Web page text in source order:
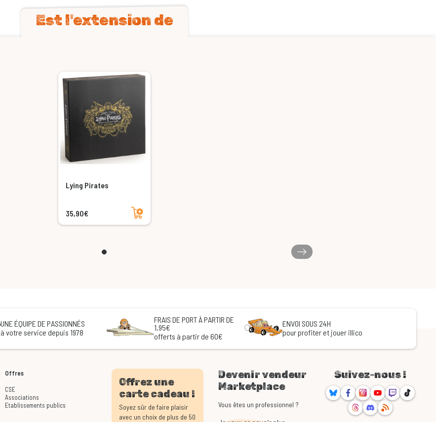
Est l'extension de
Lying Pirates
35,90€
Ajouter au panier
UNE ÉQUIPE DE PASSIONNÉS
à votre service depuis 1978
FRAIS DE PORT À PARTIR DE
1,95€
offerts à partir de 60€
ENVOI SOUS 24H
pour profiter et jouer illico
Offres
CSE
Associations
Etablissements publics
Offrez une
carte cadeau !
Soyez sûr de faire plaisir
avec un choix de plus de 50
Devenir vendeur
Marketplace
Vous êtes un professionnel ?
Suivez-nous !
BlueskyFacebookInstagram
YoutubeTwitchTikTok
ThreadsDiscord
RSS